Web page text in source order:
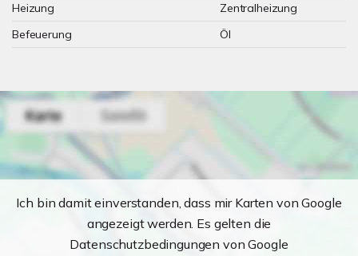
Heizung
Zentralheizung
Befeuerung
Öl
Ich bin damit einverstanden, dass mir Karten von Google
angezeigt werden. Es gelten die
Datenschutzbedingungen von Google